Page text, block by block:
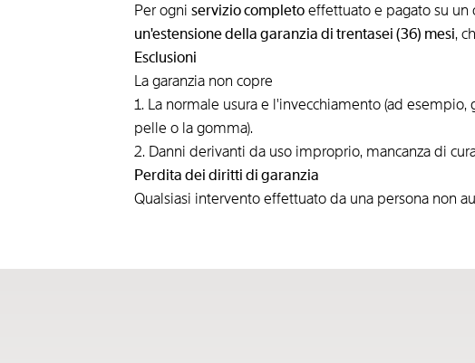
Per ogni servizio completoeffettuato e pagato su un
un'estensione della garanzia di trentasei (36) mesi,
Esclusioni
La garanzia non copre
1. La normale usura e l'invecchiamento (ad
pelle o la gomma).
2. Danni derivanti da uso improprio, mancanza di
Perdita dei diritti di garanzia
Qualsiasi intervento effettuato da una persona non